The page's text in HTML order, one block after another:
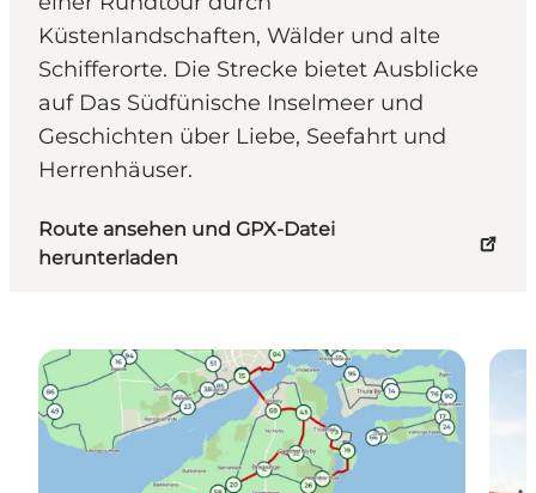
Küstenlandschaften, Wälder und alte
Schifferorte. Die Strecke bietet Ausblicke
auf Das Südfünische Inselmeer und
Geschichten über Liebe, Seefahrt und
Herrenhäuser.
Route ansehen und GPX-Datei
herunterladen